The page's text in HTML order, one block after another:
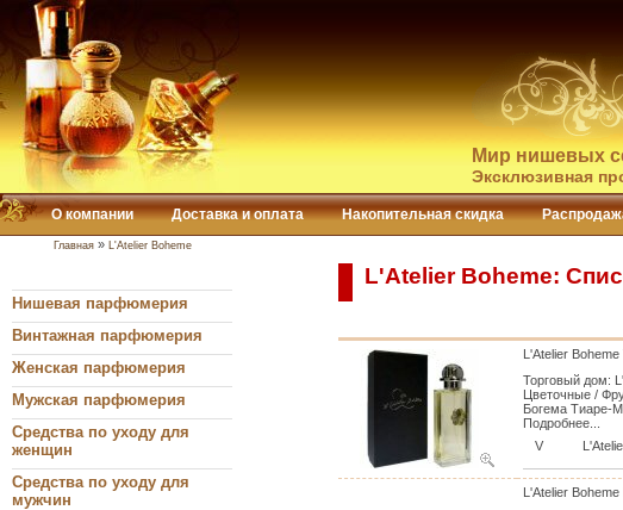
Мир нишевых
Эксклюзивная
О компании Доставка и оплата Накопительная скидка
Главная » L'Atelier Boheme
Нишевая парфюмерия
Винтажная парфюмерия
Женская парфюмерия
Мужская парфюмерия
Средства по уходу для
женщин
Средства по уходу для
мужчин
L'Atelier Boheme:
L'Atelier
Торговый дом:
Цветочные /
Богема Тиаре-
Подробнее...
V
L'Atelier